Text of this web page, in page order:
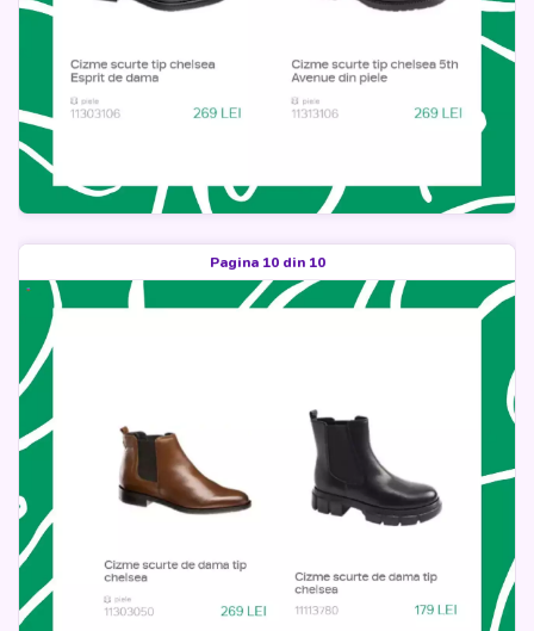
Pagina 10 din 10